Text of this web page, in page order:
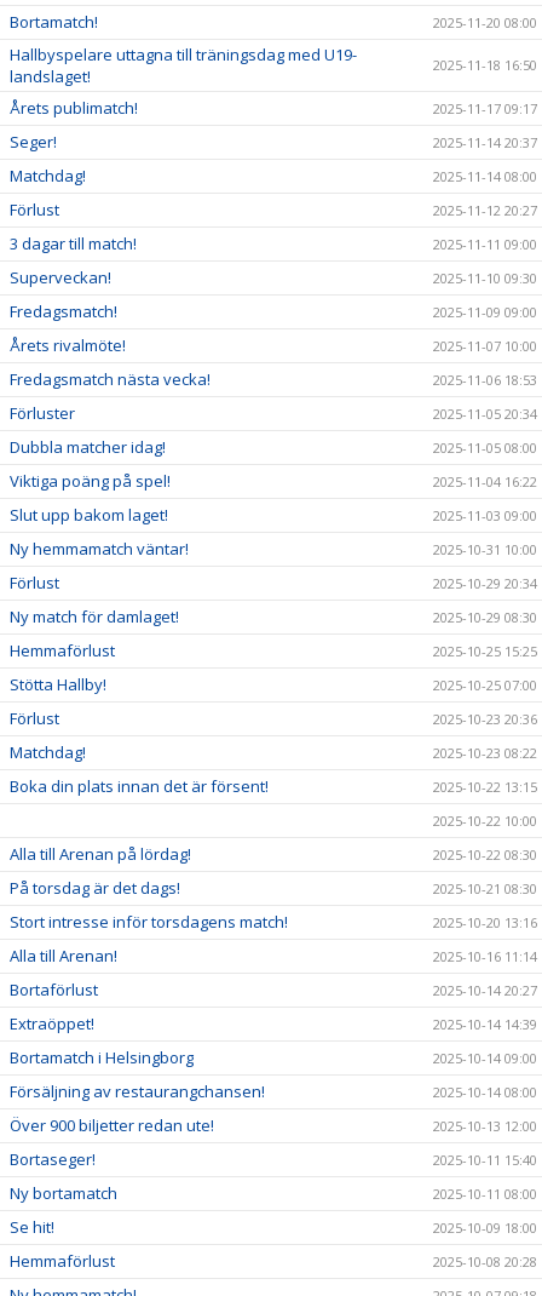
Bortamatch! 2025-11-20 08:00
Hallbyspelare uttagna till träningsdag med U19-
landslaget!
2025-11-18 16:50
Årets publimatch! 2025-11-17 09:17
Seger! 2025-11-14 20:37
Matchdag! 2025-11-14 08:00
Förlust 2025-11-12 20:27
3 dagar till match! 2025-11-11 09:00
Superveckan! 2025-11-10 09:30
Fredagsmatch! 2025-11-09 09:00
Årets rivalmöte! 2025-11-07 10:00
Fredagsmatch nästa vecka! 2025-11-06 18:53
Förluster 2025-11-05 20:34
Dubbla matcher idag! 2025-11-05 08:00
Viktiga poäng på spel! 2025-11-04 16:22
Slut upp bakom laget! 2025-11-03 09:00
Ny hemmamatch väntar! 2025-10-31 10:00
Förlust 2025-10-29 20:34
Ny match för damlaget! 2025-10-29 08:30
Hemmaförlust 2025-10-25 15:25
Stötta Hallby! 2025-10-25 07:00
Förlust 2025-10-23 20:36
Matchdag! 2025-10-23 08:22
Boka din plats innan det är försent!
2025-10-22 13:15
2025-10-22 10:00
Alla till Arenan på lördag! 2025-10-22 08:30
På torsdag är det dags! 2025-10-21 08:30
Stort intresse inför torsdagens match! 2025-10-20 13:16
Alla till Arenan! 2025-10-16 11:14
Bortaförlust 2025-10-14 20:27
Extraöppet! 2025-10-14 14:39
Bortamatch i Helsingborg 2025-10-14 09:00
Försäljning av restaurangchansen! 2025-10-14 08:00
Över 900 biljetter redan ute! 2025-10-13 12:00
Bortaseger! 2025-10-11 15:40
Ny bortamatch 2025-10-11 08:00
Se hit! 2025-10-09 18:00
Hemmaförlust 2025-10-08 20:28